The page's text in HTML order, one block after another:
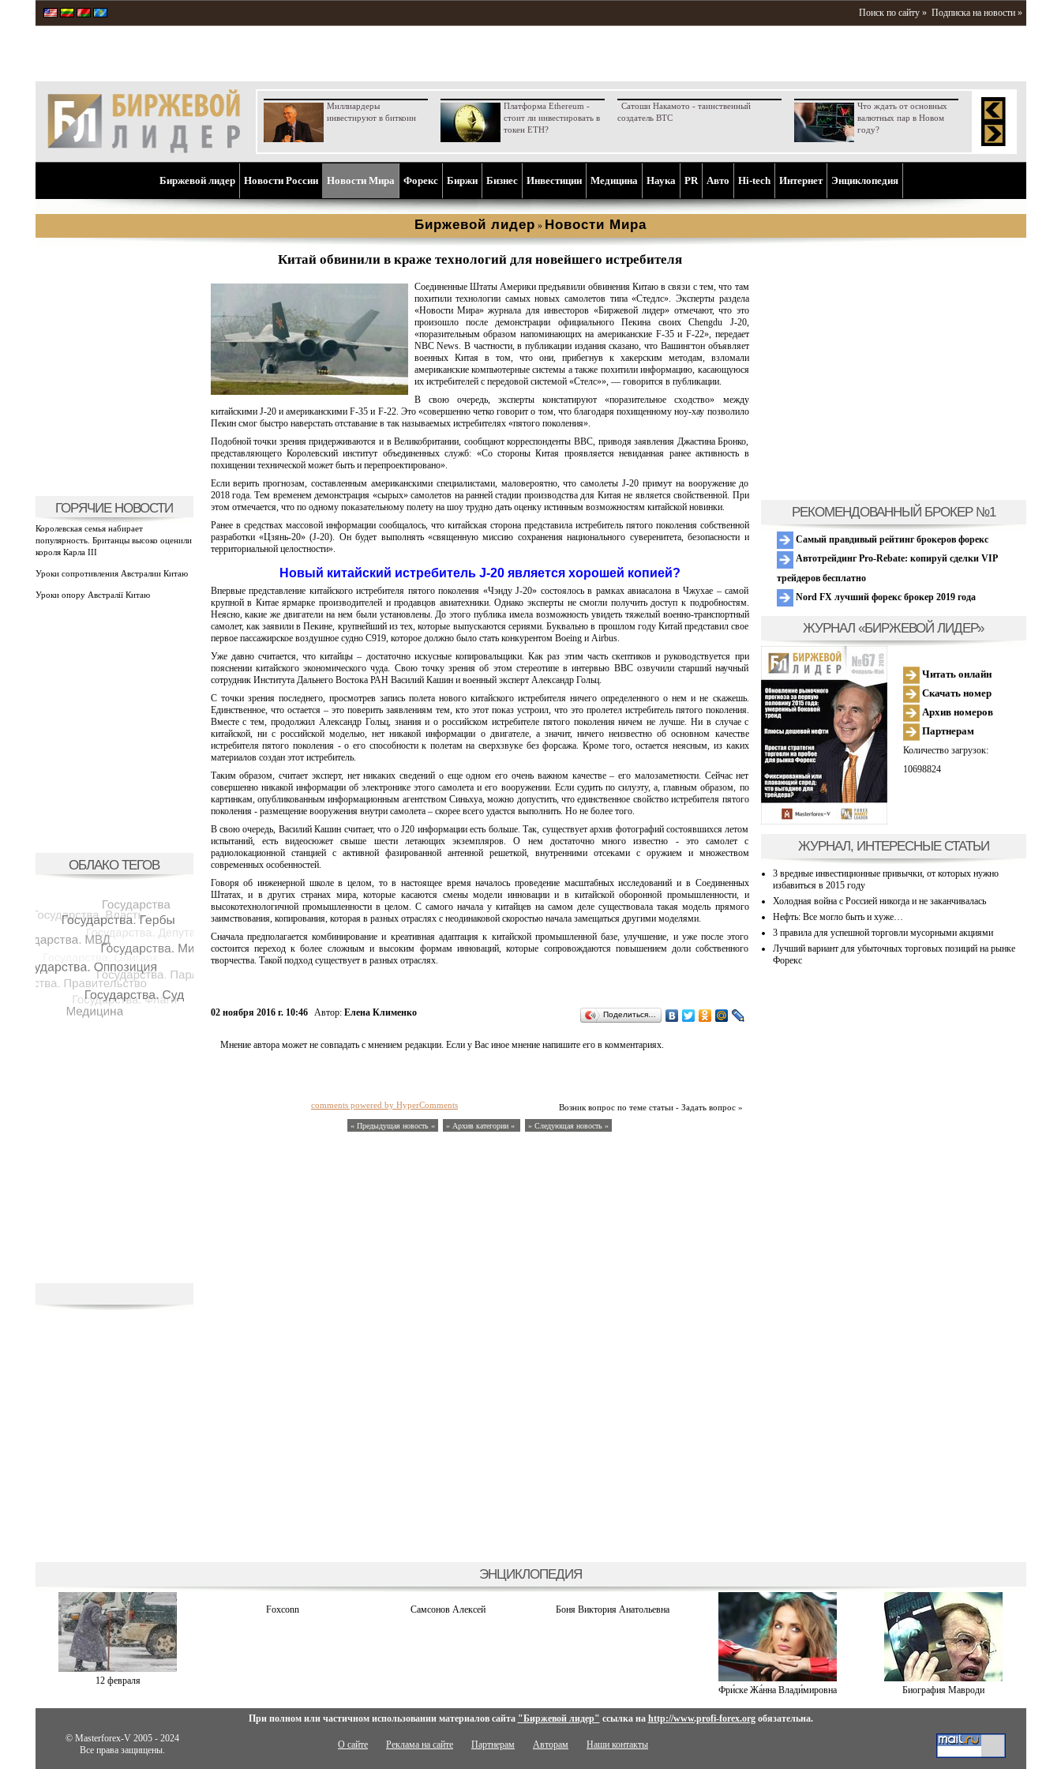
Поиск по сайту » Подписка на новости »
Миллиардеры
инвестируют в биткоин
Платформа Ethereum -
стоит ли инвестировать в
токен ETH?
Сатоши Накамото - таинственный
создатель BTC
Что ждать от основных
валютных пар в Новом
году?
Биржевой лидер Новости России Новости Мира Форекс Биржи Бизнес Инвестиции Медицина Наука PR Aвто Hi-tech Интернет Энциклопедия
Биржевой лидер » Новости Мира
ГОРЯЧИЕ НОВОСТИ
Королевская семья набирает
популярность. Британцы высоко оценили
короля Карла III
Уроки сопротивления Австралии Китаю
Уроки опору Австралії Китаю
ОБЛАКО ТЕГОВ
Китай обвинили в краже технологий для новейшего истребителя
Соединенные Штаты Америки предъявили обвинения Китаю в связи с тем, что там
похитили технологии самых новых самолетов типа «Стедлс». Эксперты раздела
«Новости Мира» журнала для инвесторов «Биржевой лидер» отмечают, что это
произошло после демонстрации официального Пекина своих Chengdu J-20,
«поразительным образом напоминающих на американские F-35 и F-22», передает
NBC News. В частности, в публикации издания сказано, что Вашингтон объявляет
военных Китая в том, что они, прибегнув к хакерским методам, взломали
американские компьютерные системы а также похитили информацию, касающуюся
их истребителей с передовой системой «Стелс»», — говорится в публикации.
В свою очередь, эксперты констатируют «поразительное сходство» между
китайскими J-20 и американскими F-35 и F-22. Это «совершенно четко говорит о том, что благодаря похищенному ноу-хау позволило
Пекин смог быстро наверстать отставание в так называемых истребителях «пятого поколения».
Подобной точки зрения придерживаются и в Великобритании, сообщают корреспонденты ВВС, приводя заявления Джастина Бронко,
представляющего Королевский институт объединенных служб: «Со стороны Китая проявляется невиданная ранее активность в
похищении технической может быть и перепроектировано».
Если верить прогнозам, составленным американскими специалистами, маловероятно, что самолеты J-20 примут на вооружение до
2018 года. Тем временем демонстрация «сырых» самолетов на ранней стадии производства для Китая не является свойственной. При
этом отмечается, что по одному показательному полету на шоу трудно дать оценку истинным возможностям китайской новинки.
Ранее в средствах массовой информации сообщалось, что китайская сторона представила истребитель пятого поколения собственной
разработки «Цзянь-20» (J-20). Он будет выполнять «священную миссию сохранения национального суверенитета, безопасности и
территориальной целостности».
Новый китайский истребитель J-20 является хорошей копией?
Впервые представление китайского истребителя пятого поколения «Чэнду J-20» состоялось в рамках авиасалона в Чжухае – самой
крупной в Китае ярмарке производителей и продавцов авиатехники. Однако эксперты не смогли получить доступ к подробностям.
Неясно, какие же двигатели на нем были установлены. До этого публика имела возможность увидеть тяжелый военно-транспортный
самолет, как заявили в Пекине, крупнейший из тех, которые выпускаются сериями. Буквально в прошлом году Китай представил свое
первое пассажирское воздушное судно C919, которое должно было стать конкурентом Boeing и Airbus.
Уже давно считается, что китайцы – достаточно искусные копировальщики. Как раз этим часть скептиков и руководствуется при
пояснении китайского экономического чуда. Свою точку зрения об этом стереотипе в интервью ВВС озвучили старший научный
сотрудник Института Дальнего Востока РАН Василий Кашин и военный эксперт Александр Гольц.
С точки зрения последнего, просмотрев запись полета нового китайского истребителя ничего определенного о нем и не скажешь.
Единственное, что остается – это поверить заявлениям тем, кто этот показ устроил, что это пролетел истребитель пятого поколения.
Вместе с тем, продолжил Александр Гольц, знания и о российском истребителе пятого поколения ничем не лучше. Ни в случае с
китайской, ни с российской моделью, нет никакой информации о двигателе, а значит, ничего неизвестно об основном качестве
истребителя пятого поколения - о его способности к полетам на сверхзвуке без форсажа. Кроме того, остается неясным, из каких
материалов создан этот истребитель.
Таким образом, считает эксперт, нет никаких сведений о еще одном его очень важном качестве – его малозаметности. Сейчас нет
совершенно никакой информации об электронике этого самолета и его вооружении. Если судить по силуэту, а, главным образом, по
картинкам, опубликованным информационным агентством Синьхуа, можно допустить, что единственное свойство истребителя пятого
поколения - размещение вооружения внутри самолета – скорее всего удастся выполнить. Но не более того.
В свою очередь, Василий Кашин считает, что о J20 информации есть больше. Так, существует архив фотографий состоявшихся летом
испытаний, есть видеосюжет свыше шести летающих экземпляров. О нем достаточно много известно - это самолет с
радиолокационной станцией с активной фазированной антенной решеткой, внутренними отсеками с оружием и множеством
современных особенностей.
Говоря об инженерной школе в целом, то в настоящее время началось проведение масштабных исследований и в Соединенных
Штатах, и в других странах мира, которые касаются смены модели инновации и в китайской оборонной промышленности, и
высокотехнологичной промышленности в целом. С самого начала у китайцев на самом деле существовала такая модель прямого
заимствования, копирования, которая в разных отраслях с неодинаковой скоростью начала замещаться другими моделями.
Сначала предполагается комбинирование и креативная адаптация к китайской промышленной базе, улучшение, и уже после этого
состоится переход к более сложным и высоким формам инноваций, которые сопровождаются повышением доли собственного
творчества. Такой подход существует в разных отраслях.
02 ноября 2016 г. 10:46 Автор: Елена Клименко Поделиться…
Мнение автора может не совпадать с мнением редакции. Если у Вас иное мнение напишите его в комментариях.
Возник вопрос по теме статьи - Задать вопрос »
comments powered by HyperComments
« Предыдущая новость « » Архив категории « » Следующая новость »
РЕКОМЕНДОВАННЫЙ БРОКЕР №1
Самый правдивый рейтинг брокеров форекс
Автотрейдинг Pro-Rebate: копируй сделки VIP
трейдеров бесплатно
Nord FX лучший форекс брокер 2019 года
ЖУРНАЛ «БИРЖЕВОЙ ЛИДЕР»
Читать онлайн
Скачать номер
Архив номеров
Партнерам
Количество загрузок:
10698824
ЖУРНАЛ, ИНТЕРЕСНЫЕ СТАТЬИ
3 вредные инвестиционные привычки, от которых нужно
избавиться в 2015 году
Холодная война с Россией никогда и не заканчивалась
Нефть: Все могло быть и хуже…
3 правила для успешной торговли мусорными акциями
Лучший вариант для убыточных торговых позиций на рынке
Форекс
ЭНЦИКЛОПЕДИЯ
12 февраля
Foxconn Самсонов Алексей Боня Виктория Анатольевна
Фри́ске Жа́нна Влади́мировна Биография Мавроди
При полном или частичном использовании материалов сайта "Биржевой лидер" ссылка на http://www.profi-forex.orgобязательна.
© Masterforex-V 2005 - 2024
Все права защищены.
О сайте Реклама на сайте Партнерам Авторам Наши контакты